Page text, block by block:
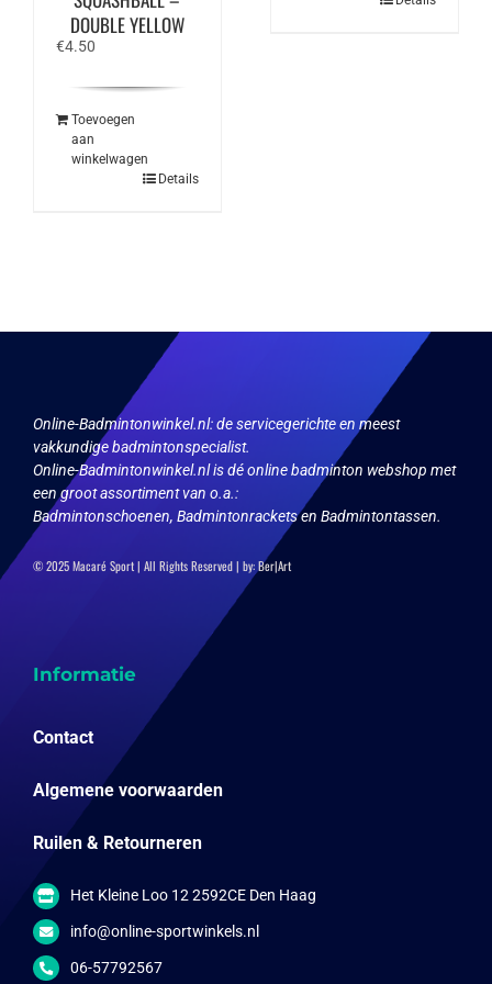
DOUBLE YELLOW
€4.50
Toevoegen
aan
winkelwagen
Details
Online-Badmintonwinkel.nl:de servicegerichte en meest
vakkundige badmintonspecialist.
Online-Badmintonwinkel.nl is dé online badminton webshop met
een groot assortiment van o.a.:
Badmintonschoenen, Badmintonrackets en Badmintontassen.
© 2025 Macaré Sport | All Rights Reserved | by:Ber|Art
Informatie
Contact
Algemene voorwaarden
Ruilen & Retourneren
Het Kleine Loo 12 2592CE Den Haag
info@online-sportwinkels.nl
06-57792567